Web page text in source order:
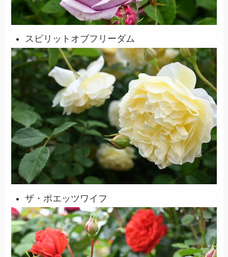
スピリットオブフリーダム
ザ・ポエッツワイフ